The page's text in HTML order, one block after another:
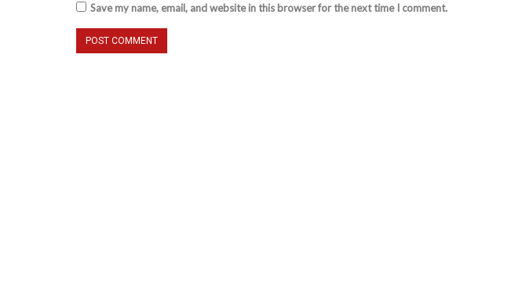
Save my name, email, and website in this browser for the next time I comment.